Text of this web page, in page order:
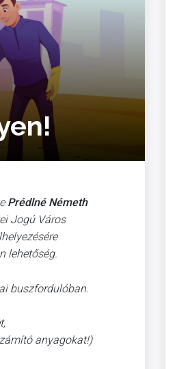
Prédlné Németh
Jogú Város
lehetőség.
buszfordulóban.
anyagokat!)